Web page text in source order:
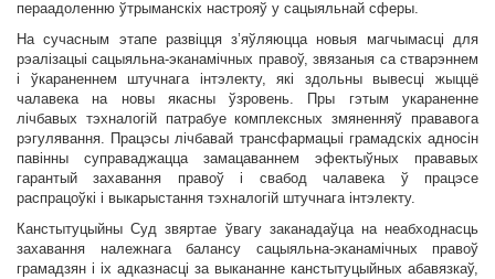
пераадоленню ўтрыманскіх настрояў у сацыяльнай сферы.
На сучасным этапе развіцця з’яўляюцца новыя магчымасці для
рэалізацыі сацыяльна-эканамічных правоў, звязаныя са стварэннем
і ўкараненнем штучнага інтэлекту, які здольны вывесці жыццё
чалавека на новы якасны ўзровень. Пры гэтым укараненне
лічбавых тэхналогій патрабуе комплексных змяненняў прававога
рэгулявання. Працэсы лічбавай трансфармацыі грамадскіх адносін
павінны суправаджацца замацаваннем эфектыўных прававых
гарантый захавання правоў і свабод чалавека ў працэсе
распрацоўкі і выкарыстання тэхналогій штучнага інтэлекту.
Канстытуцыйны Суд звяртае ўвагу заканадаўца на неабходнасць
захавання належнага балансу сацыяльна-эканамічных правоў
грамадзян і іх адказнасці за выкананне канстытуцыйных абавязкаў,